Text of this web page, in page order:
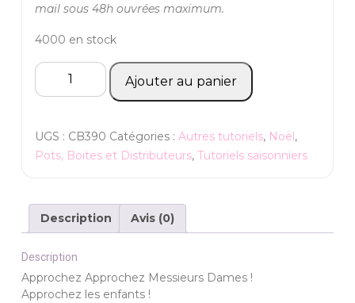
mail sous 48h ouvrées maximum.
4000 en stock
quantité
de
Tournimanège
Ajouter au panier
UGS : CB390 Catégories : Autres tutoriels, Noël,
Pots, Boites et Distributeurs, Tutoriels saisonniers
Description Avis (0)
Description
Approchez Approchez Messieurs Dames !
Approchez les enfants !